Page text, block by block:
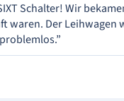
Schalter! Wir
waren. Der Leihwagen